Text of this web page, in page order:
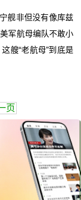
舰非但没有像库兹
军航母编队不敢小
艘“老航母”到底是
页